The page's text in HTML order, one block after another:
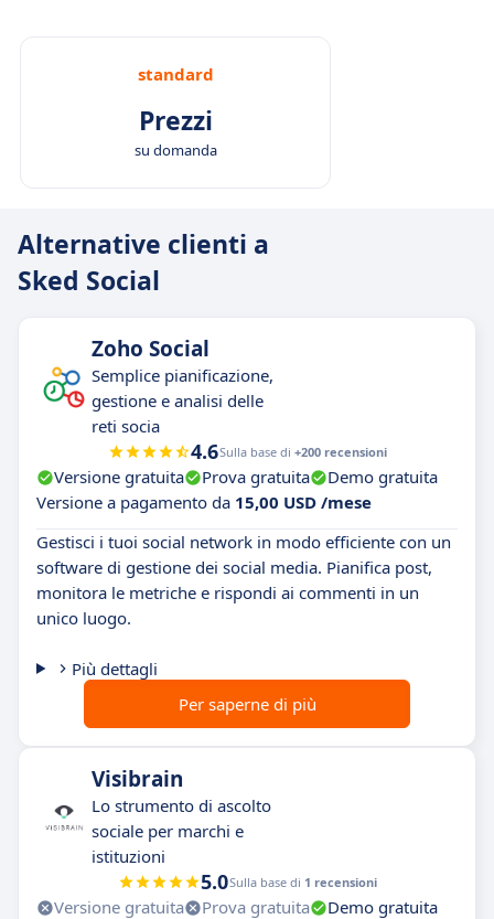
standard
Prezzi
su domanda
Alternative clienti a
Sked Social
Zoho Social
Semplice pianificazione,
gestione e analisi delle
reti socia
4.6Sulla base di +200 recensioni
Versione gratuita Prova gratuita
Demo gratuita
Versione a pagamento da 15,00 USD /mese
Gestisci i tuoi social network in modo efficiente con un
software di gestione dei social media. Pianifica post,
monitora le metriche e rispondi ai commenti in un
unico luogo.
Più dettagli
Per saperne di più
Visibrain
Lo strumento di ascolto
sociale per marchi e
istituzioni
5.0Sulla base di 1 recensioni
Versione gratuita Prova gratuita
Demo gratuita